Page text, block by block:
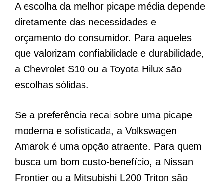
A escolha da melhor picape média depende
diretamente das necessidades e
orçamento do consumidor. Para aqueles
que valorizam confiabilidade e durabilidade,
a Chevrolet S10 ou a Toyota Hilux são
escolhas sólidas.
Se a preferência recai sobre uma picape
moderna e sofisticada, a Volkswagen
Amarok é uma opção atraente. Para quem
busca um bom custo-benefício, a Nissan
Frontier ou a Mitsubishi L200 Triton são